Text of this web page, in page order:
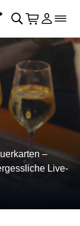
􀊫 􀍩 Login
􀉩􀌇
–
Live-